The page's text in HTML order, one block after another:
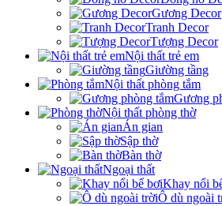
Gương Decor
Tranh Decor
Tượng Decor
Nội thất trẻ em
Giường tầng
Nội thất phòng tắm
Gương
Nội thất phòng thờ
Án gian
Sập thờ
Bàn thờ
Ngoại thất
Khay nổi
Ô dù ngoài